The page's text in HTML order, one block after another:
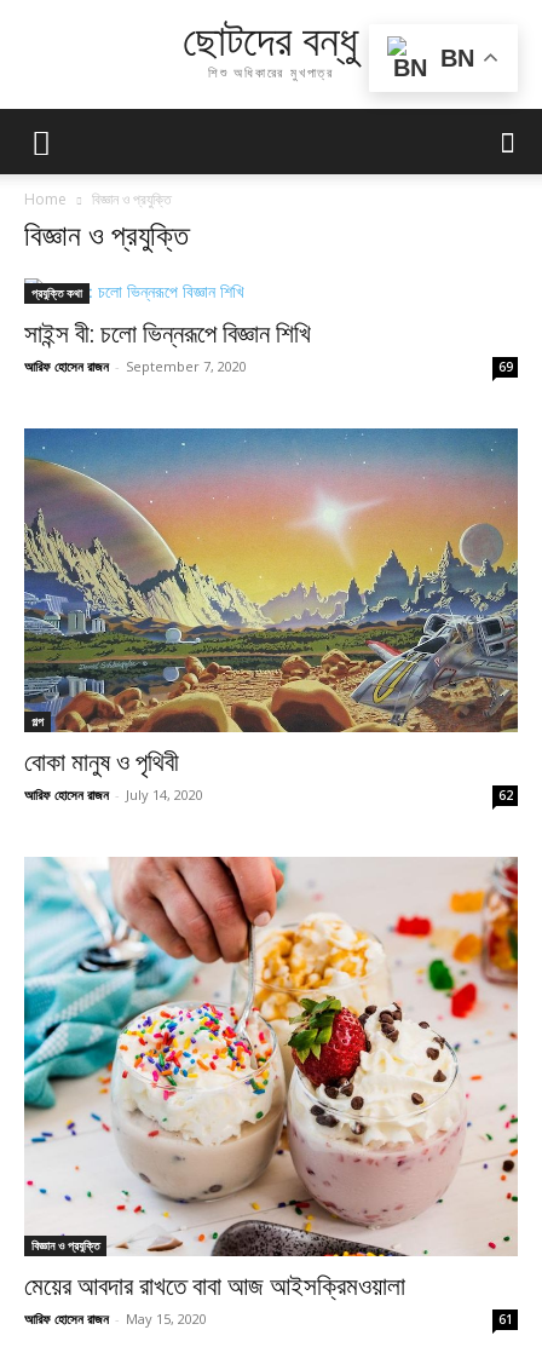
ছোটদের বন্ধু
শিশু অধিকারের মুখপাত্র
Home বিজ্ঞান ও প্রযুক্তি
বিজ্ঞান ও প্রযুক্তি
প্রযুক্তি কথা
সাইন্স বী: চলো ভিন্নরূপে বিজ্ঞান শিখি
আরিফ হোসেন রাজন - September 7, 2020 69
গল্প
বোকা মানুষ ও পৃথিবী
আরিফ হোসেন রাজন - July 14, 2020 62
বিজ্ঞান ও প্রযুক্তি
মেয়ের আবদার রাখতে বাবা আজ আইসক্রিমওয়ালা
আরিফ হোসেন রাজন - May 15, 2020 61
BN